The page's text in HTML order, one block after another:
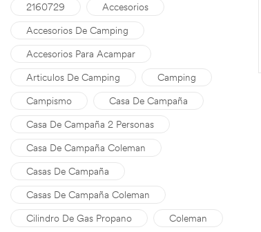
2160729
Accesorios
Accesorios De Camping
Accesorios Para Acampar
Articulos De Camping
Camping
Campismo
Casa De Campaña
Casa De Campaña 2 Personas
Casa De Campaña Coleman
Casas De Campaña
Casas De Campaña Coleman
Cilindro De Gas Propano
Coleman